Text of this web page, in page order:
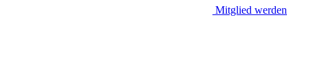
Mitglied werden